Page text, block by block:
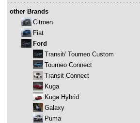
other Brands
Citroen
Fiat
Ford
Transit/ Tourneo Custom
Tourneo Connect
Transit Connect
Kuga
Kuga Hybrid
Galaxy
Puma